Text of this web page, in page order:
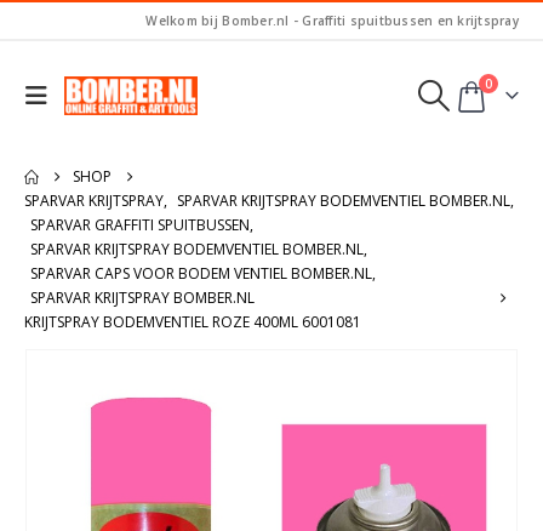
Welkom bij Bomber.nl - Graffiti spuitbussen en krijtspray
0
SHOP
SPARVAR KRIJTSPRAY, SPARVAR KRIJTSPRAY BODEMVENTIEL BOMBER.NL,
SPARVAR GRAFFITI SPUITBUSSEN,
SPARVAR KRIJTSPRAY BODEMVENTIEL BOMBER.NL,
SPARVAR CAPS VOOR BODEM VENTIEL BOMBER.NL,
SPARVAR KRIJTSPRAY BOMBER.NL
KRIJTSPRAY BODEMVENTIEL ROZE 400ML 6001081